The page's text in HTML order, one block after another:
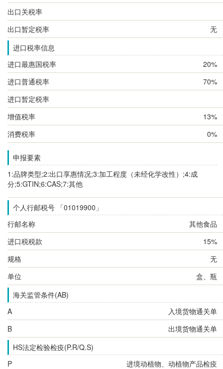
出口关税率
出口暂定税率
无
进口税率信息
进口最惠国税率
20%
进口普通税率
70%
进口暂定税率
增值税率
13%
消费税率
0%
申报要素
1:品牌类型;2:出口享惠情况;3:加工程度（未经化学改性）;4:成
分;5:GTIN;6:CAS;7:其他
个人行邮税号 「01019900」
行邮名称
其他食品
进口税税款
15%
规格
无
单位
盒、瓶
海关监管条件(AB)
A
入境货物通关单
B
出境货物通关单
HS法定检验检疫(P.R/Q.S)
P
进境动植物、动植物产品检疫